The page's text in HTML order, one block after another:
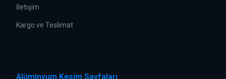
İletişim
Kargo ve Teslimat
Alüminyum Kesim Sayfaları